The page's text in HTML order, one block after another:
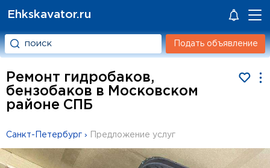
Ehkskavator.ru
Подать объявление
Ремонт гидробаков,
бензобаков в Московском
районе СПБ
Санкт-Петербург › Предложение услуг